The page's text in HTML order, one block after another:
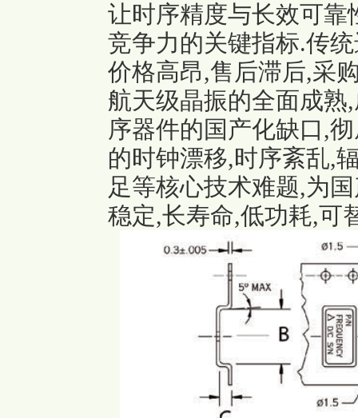
让时序精度与长效可
竞争力的关键指标.传
价格高昂,售后滞后,采
航天级晶振的全面成
序器件的国产化缺口,
的时钟漂移,时序紊乱,
足等核心技术难题,为
稳定,长寿命,低功耗,可